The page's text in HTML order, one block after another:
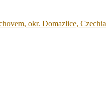
okr. Domazlice, Czechia